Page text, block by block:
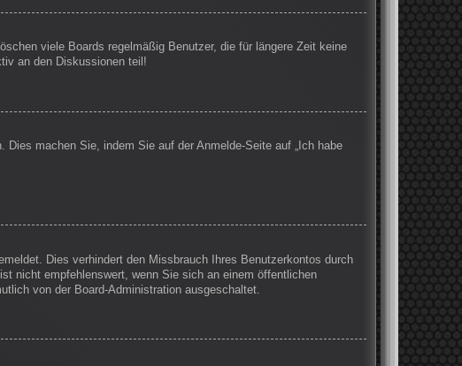
viele Boards regelmäßig Benutzer, die für längere Zeit keine
an den Diskussionen teil!
machen Sie, indem Sie auf der Anmelde-Seite auf „Ich habe
Dies verhindert den Missbrauch Ihres Benutzerkontos durch
nicht empfehlenswert, wenn Sie sich an einem öffentlichen
von der Board-Administration ausgeschaltet.